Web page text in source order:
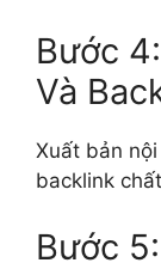
Bước
Và
Xuất bản
backlink
Bước